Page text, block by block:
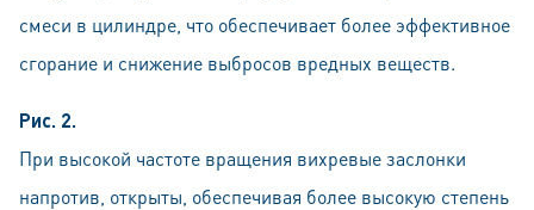
смеси в цилиндре, что обеспечивает более эффективное
сгорание и снижение выбросов вредных веществ.
Рис. 2.
При высокой частоте вращения вихревые заслонки
напротив, открыты, обеспечивая более высокую степень